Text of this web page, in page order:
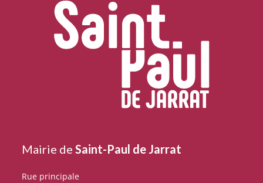
Mairie deSaint-Paul de Jarrat
Rue principale